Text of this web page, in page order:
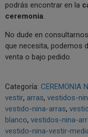
podrás encontrar en la
ceremonia.
No dude en
que necesita, podemos
venta o bajo pedido.
Categoría: CEREMONIA
vestir arras vestidos-
vestido-nina-arras
blanco vestidos-nina-
vestido-nina-vestir-